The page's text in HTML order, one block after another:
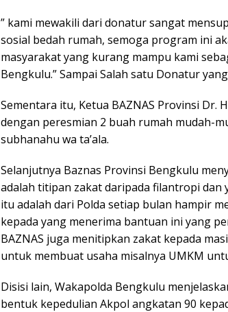
” kami mewakili dari donatur sangat
sosial bedah rumah, semoga program ini
masyarakat yang kurang mampu kami
Bengkulu.” Sampai Salah satu Donatur
Sementara itu, Ketua BAZNAS Provinsi Dr.
dengan peresmian 2 buah rumah mudah-
subhanahu wa ta’ala.
Selanjutnya Baznas Provinsi Bengkulu
adalah titipan zakat daripada filantropi dan
itu adalah dari Polda setiap bulan hampir
kepada yang menerima bantuan ini yang
BAZNAS juga menitipkan zakat kepada
untuk membuat usaha misalnya UMKM
Disisi lain, Wakapolda Bengkulu
bentuk kepedulian Akpol angkatan 90